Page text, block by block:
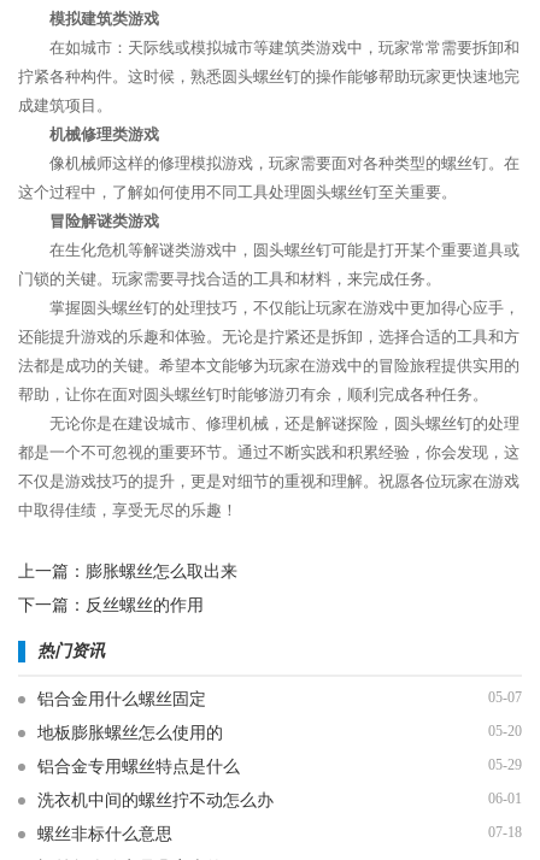
模拟建筑类游戏
在如城市：天际线或模拟城市等建筑类游戏中，玩家常常需要拆卸和
拧紧各种构件。这时候，熟悉圆头螺丝钉的操作能够帮助玩家更快速地完
成建筑项目。
机械修理类游戏
像机械师这样的修理模拟游戏，玩家需要面对各种类型的螺丝钉。在
这个过程中，了解如何使用不同工具处理圆头螺丝钉至关重要。
冒险解谜类游戏
在生化危机等解谜类游戏中，圆头螺丝钉可能是打开某个重要道具或
门锁的关键。玩家需要寻找合适的工具和材料，来完成任务。
掌握圆头螺丝钉的处理技巧，不仅能让玩家在游戏中更加得心应手，
还能提升游戏的乐趣和体验。无论是拧紧还是拆卸，选择合适的工具和方
法都是成功的关键。希望本文能够为玩家在游戏中的冒险旅程提供实用的
帮助，让你在面对圆头螺丝钉时能够游刃有余，顺利完成各种任务。
无论你是在建设城市、修理机械，还是解谜探险，圆头螺丝钉的处理
都是一个不可忽视的重要环节。通过不断实践和积累经验，你会发现，这
不仅是游戏技巧的提升，更是对细节的重视和理解。祝愿各位玩家在游戏
中取得佳绩，享受无尽的乐趣！
上一篇： 膨胀螺丝怎么取出来
下一篇： 反丝螺丝的作用
热门资讯
铝合金用什么螺丝固定 05-07
地板膨胀螺丝怎么使用的 05-20
铝合金专用螺丝特点是什么 05-29
洗衣机中间的螺丝拧不动怎么办 06-01
螺丝非标什么意思 07-18